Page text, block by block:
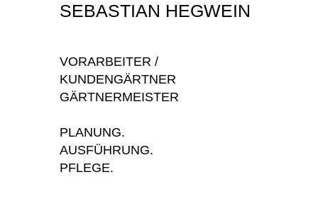
SEBASTIAN HEGWEIN
VORARBEITER /
KUNDENGÄRTNER
GÄRTNERMEISTER
PLANUNG.
AUSFÜHRUNG.
PFLEGE.